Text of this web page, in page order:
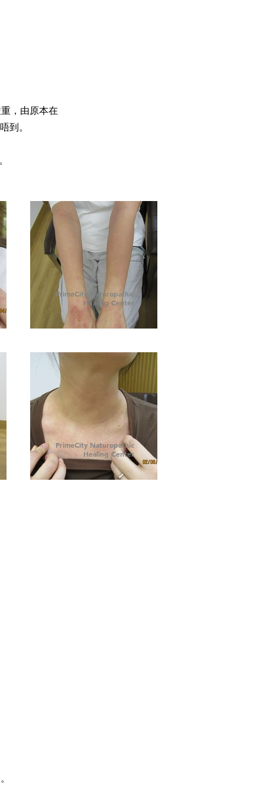
，由原本在
到。
PrimeCity Naturopathic
Healing Center
PrimeCity Naturopathic
Healing Center